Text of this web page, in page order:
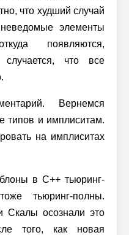
что худший случай
элементы
появляются,
что все
Вернемся
типов и имплиситам.
на имплиситах
в С++ тьюринг-
тьюринг-полны.
Скалы осознали это
того, как новая